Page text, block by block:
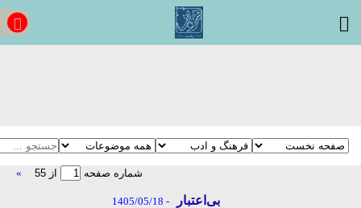
شماره صفحه از 55
»
بی‌اعتبار - 1405/05/18